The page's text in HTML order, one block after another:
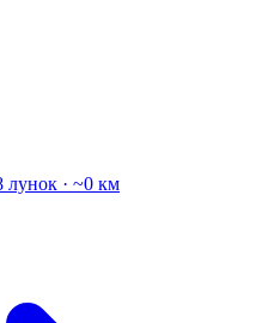
лунок · ~0 км